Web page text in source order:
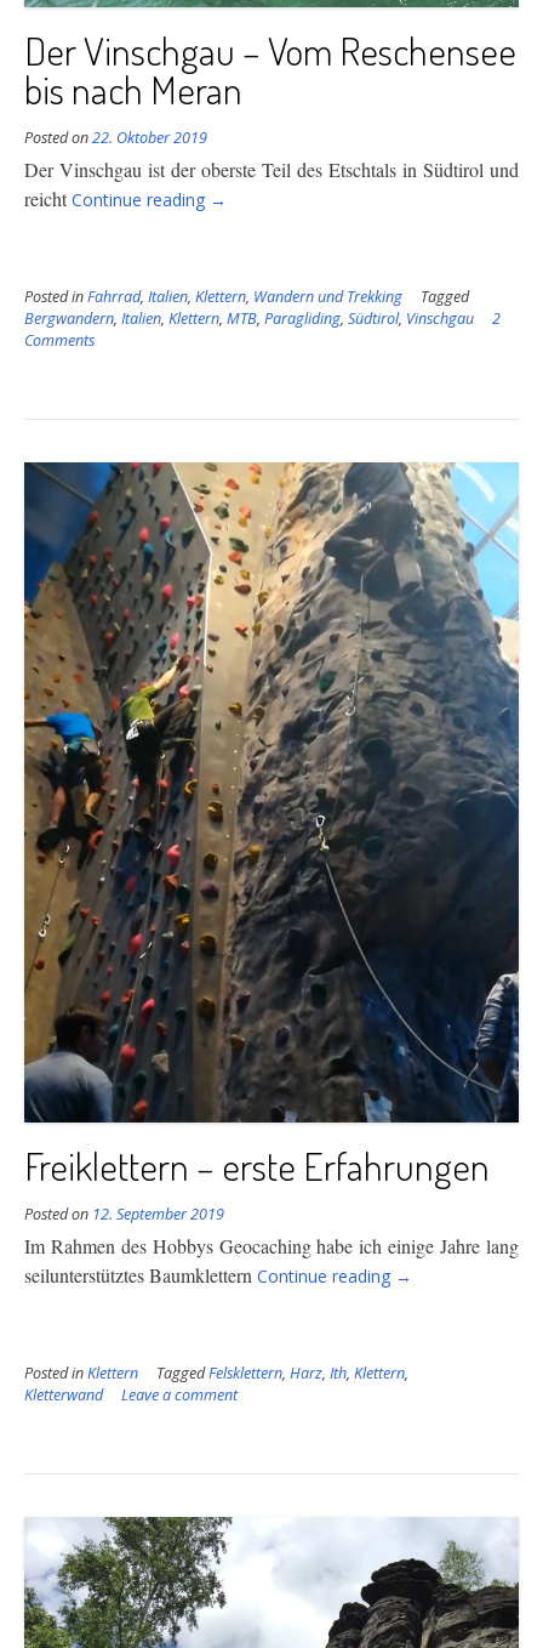
Der Vinschgau – Vom Reschensee
bis nach Meran
Posted on22. Oktober 2019
Der Vinschgau ist der oberste Teil des Etschtals in Südtirol und
reicht Continue reading
“Der
Reschensee
bis
→
Posted inFahrrad, Italien, Klettern, Wandern und Trekking
Tagged
Bergwandern, Italien, Klettern, MTB, Paragliding, Südtirol, Vinschgau
2
Comments
Freiklettern – erste Erfahrungen
Posted on 12. September 2019
Im Rahmen des Hobbys Geocaching habe ich einige Jahre lang
seilunterstütztes Baumklettern Continue reading
“Freiklettern
→
Posted inKlettern TaggedFelsklettern, Harz, Ith, Klettern,
Kletterwand
Leave a comment